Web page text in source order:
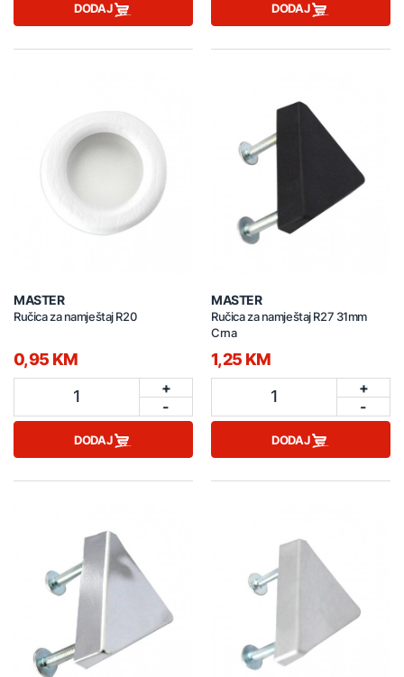
DODAJ DODAJ
MASTER
Ručica za namještaj R20
0,95 KM
1
+
-
DODAJ
MASTER
Ručica za namještaj R27 31mm
Crna
1,25 KM
1
+
-
DODAJ